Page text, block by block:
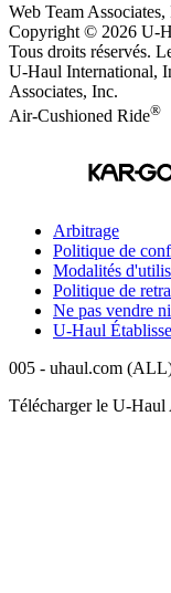
Web Team
Copyright © 2026 U-
Tous droits réservés.
U-Haul International,
Associates, Inc.
Air-Cushioned Ride®
Arbitrage
Politique de
Modalités
Politique de
Ne pas vendre
U-Haul
005 - uhaul.com
Télécharger le U-Haul